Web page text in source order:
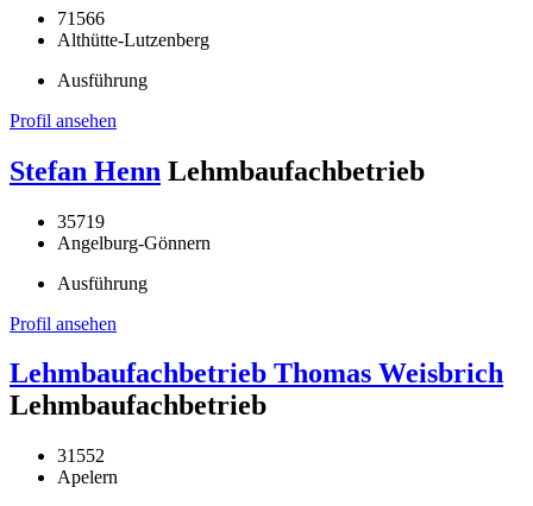
71566
Althütte-Lutzenberg
Ausführung
Profil ansehen
Stefan Henn Lehmbaufachbetrieb
35719
Angelburg-Gönnern
Ausführung
Profil ansehen
Lehmbaufachbetrieb Thomas Weisbrich
Lehmbaufachbetrieb
31552
Apelern